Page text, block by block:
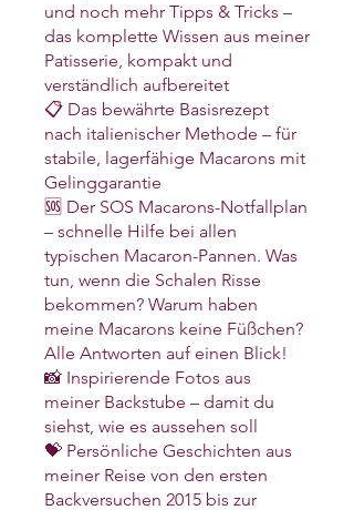
und noch mehr Tipps & Tricks –
das komplette Wissen aus meiner
Patisserie, kompakt und
verständlich aufbereitet
📋 Das bewährte Basisrezept
nach italienischer Methode – für
stabile, lagerfähige Macarons mit
Gelinggarantie
🆘 Der SOS Macarons-Notfallplan
– schnelle Hilfe bei allen
typischen Macaron-Pannen. Was
tun, wenn die Schalen Risse
bekommen? Warum haben
meine Macarons keine Füßchen?
Alle Antworten auf einen Blick!
📸 Inspirierende Fotos aus
meiner Backstube – damit du
siehst, wie es aussehen soll
💝 Persönliche Geschichten aus
meiner Reise von den ersten
Backversuchen 2015 bis zur